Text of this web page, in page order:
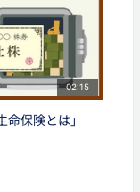
02:15
保険とは」